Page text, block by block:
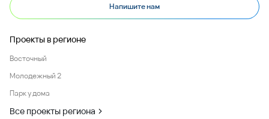
Напишите нам
Проекты в регионе
Восточный
Молодежный 2
Парк у дома
Все проекты региона